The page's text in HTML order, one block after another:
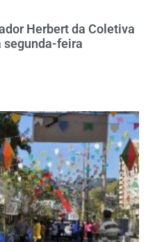
Herbert da Coletiva
segunda-feira